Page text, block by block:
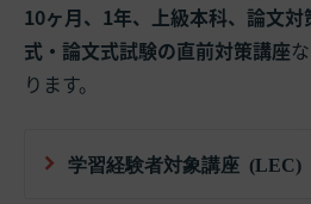
10ヶ月、1年、上級本科、論文
式・論文式試験の直前対策講座
ります。
学習経験者対象講座 (LEC)